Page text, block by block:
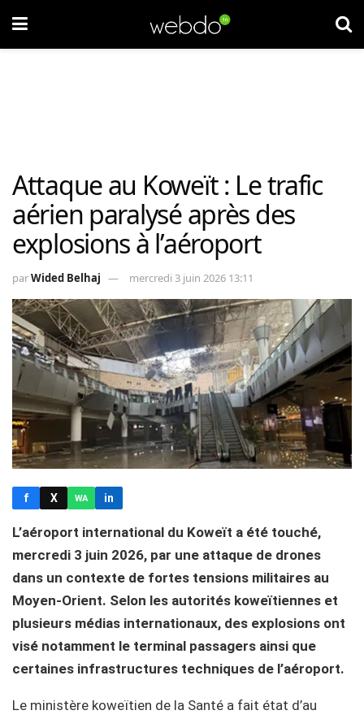
Attaque au Koweït : Le trafic
aérien paralysé après des
explosions à l’aéroport
parWided Belhaj mercredi 3 juin 2026 13:11
f X WA in
L’aéroport international du Koweït a été touché,
mercredi 3 juin 2026, par une attaque de drones
dans un contexte de fortes tensions militaires au
Moyen-Orient. Selon les autorités koweïtiennes et
plusieurs médias internationaux, des explosions ont
visé notamment le terminal passagers ainsi que
certaines infrastructures techniques de l’aéroport.
Le ministère koweïtien de la Santé a fait état d’au